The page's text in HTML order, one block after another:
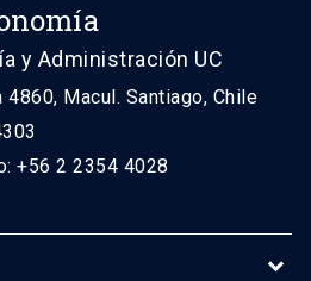
y Administración UC
4860, Macul. Santiago, Chile
+56 2 2354 4028